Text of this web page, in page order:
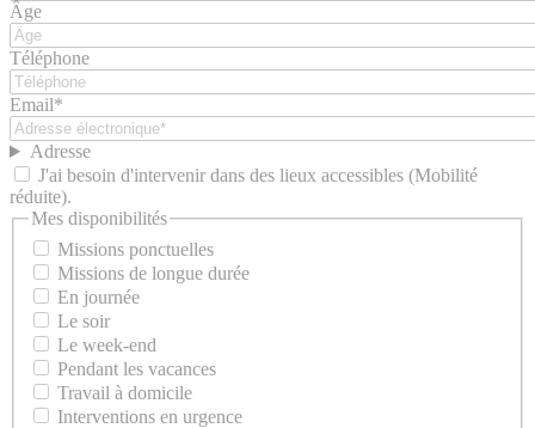
Âge
Téléphone
Email*
Adresse
J'ai besoin d'intervenir dans des lieux accessibles (Mobilité
réduite).
Mes disponibilités
Missions ponctuelles
Missions de longue durée
En journée
Le soir
Le week-end
Pendant les vacances
Travail à domicile
Interventions en urgence